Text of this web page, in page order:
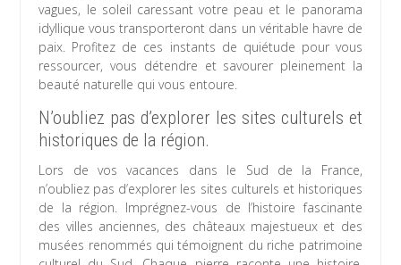
vagues, le soleil caressant votre peau et le panorama
idyllique vous transporteront dans un véritable havre de
paix. Profitez de ces instants de quiétude pour vous
ressourcer, vous détendre et savourer pleinement la
beauté naturelle qui vous entoure.
N’oubliez pas d’explorer les sites culturels et
historiques de la région.
Lors de vos vacances dans le Sud de la France,
n’oubliez pas d’explorer les sites culturels et historiques
de la région. Imprégnez-vous de l’histoire fascinante
des villes anciennes, des châteaux majestueux et des
musées renommés qui témoignent du riche patrimoine